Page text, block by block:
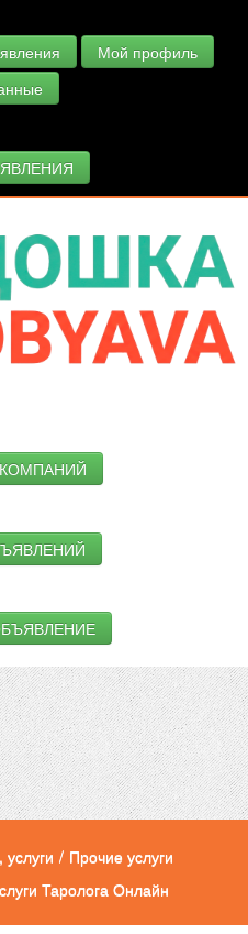
Мой профиль
услуги / Прочие услуги
Таролога Онлайн